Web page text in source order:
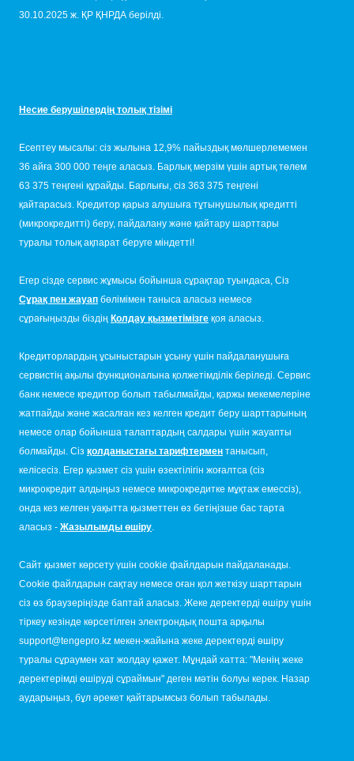
30.10.2025 ж. ҚР ҚНРДА берілді.
Несие берушілердің толық тізімі
Есептеу мысалы: сіз жылына 12,9% пайыздық мөлшерлемемен
36 айға 300 000 теңге аласыз. Барлық мерзім үшін артық төлем
63 375 теңгені құрайды. Барлығы, сіз 363 375 теңгені
қайтарасыз. Кредитор қарыз алушыға тұтынушылық кредитті
(микрокредитті) беру, пайдалану және қайтару шарттары
туралы толық ақпарат беруге міндетті!
Егер сізде сервис жұмысы бойынша сұрақтар туындаса, Сіз
Сұрақ пен жауап бөлімімен таныса аласыз немесе
сұрағыңызды біздің Қолдау қызметімізге қоя аласыз.
Кредиторлардың ұсыныстарын ұсыну үшін пайдаланушыға
сервистің ақылы функционалына қолжетімділік беріледі. Сервис
банк немесе кредитор болып табылмайды, қаржы мекемелеріне
жатпайды және жасалған кез келген кредит беру шарттарының
немесе олар бойынша талаптардың салдары үшін жауапты
болмайды. Сіз қолданыстағы тарифтермен танысып,
келісесіз. Егер қызмет сіз үшін өзектілігін жоғалтса (сіз
микрокредит алдыңыз немесе микрокредитке мұқтаж емессіз),
онда кез келген уақытта қызметтен өз бетіңізше бас тарта
аласыз - Жазылымды өшіру
Сайт қызмет көрсету үшін cookie файлдарын пайдаланады.
Cookie файлдарын сақтау немесе оған қол жеткізу шарттарын
сіз өз браузеріңізде баптай аласыз. Жеке деректерді өшіру үшін
тіркеу кезінде көрсетілген электрондық пошта арқылы
support@tengepro.kz мекен-жайына жеке деректерді өшіру
туралы сұраумен хат жолдау қажет. Мұндай хатта: "Менің жеке
деректерімді өшіруді сұраймын" деген мәтін болуы керек. Назар
аударыңыз, бұл әрекет қайтарымсыз болып табылады.